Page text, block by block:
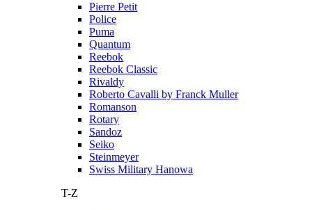
Pierre Petit
Police
Puma
Quantum
Reebok
Reebok Classic
Rivaldy
Roberto Cavalli by Franck Muller
Romanson
Rotary
Sandoz
Seiko
Steinmeyer
Swiss Military Hanowa
T-Z